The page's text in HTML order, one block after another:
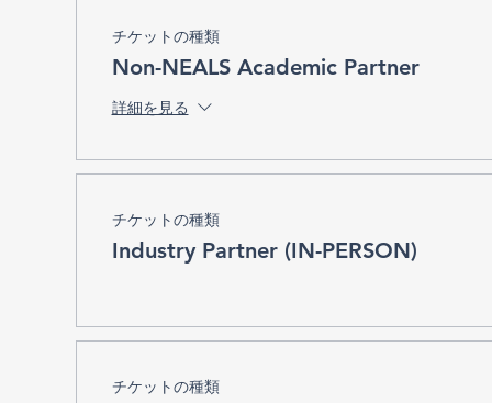
チケットの種類
Non-NEALS Academic Partner
詳細を見る
チケットの種類
Industry Partner (IN-PERSON)
チケットの種類